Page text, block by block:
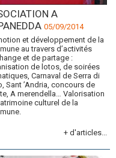
A
05/09/2014
et développement de la
au travers d’activités
et de partage :
de lotos, de soirées
Carnaval de Serra di
Sant ’Andria, concours de
A merendella… Valorisation
culturel de la
+ d'articles...